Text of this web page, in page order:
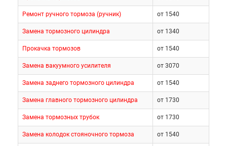
Ремонт ручного тормоза (ручник) от 1540
Замена тормозного цилиндра от 1340
Прокачка тормозов от 1540
Замена вакуумного усилителя от 3070
Замена заднего тормозного цилиндра от 1540
Замена главного тормозного цилиндра от 1730
Замена тормозных трубок от 1730
Замена колодок стояночного тормоза от 1540